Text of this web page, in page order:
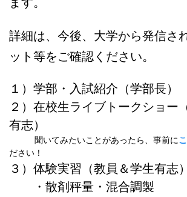
詳細は、今後、大学から発信さ
ット等をご確認ください。
１）学部・入試紹介（学部長）
２）在校生ライブトークショー
有志）
聞いてみたいことがあったら、事前に
ださい！
３）体験実習（教員＆学生有志）
・散剤秤量・混合調製